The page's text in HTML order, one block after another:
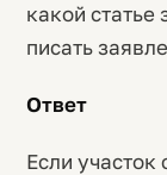
какой статье
писать
Ответ
Если участок